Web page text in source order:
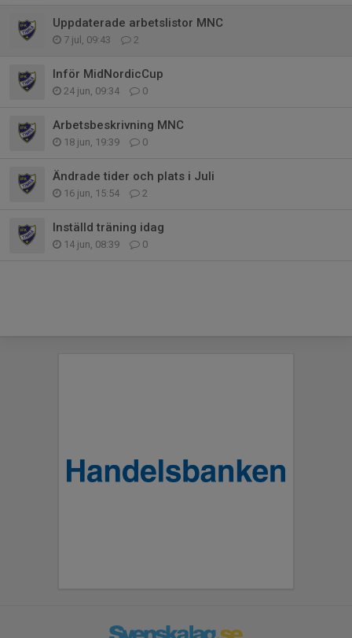
Uppdaterade arbetslistor MNC
7 jul, 09:43 2
Inför MidNordicCup
24 jun, 09:34 0
Arbetsbeskrivning MNC
18 jun, 19:39 0
Ändrade tider och plats i Juli
16 jun, 15:54 2
Inställd träning idag
14 jun, 08:39 0